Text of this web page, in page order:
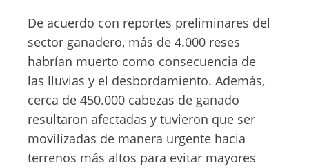
De acuerdo con reportes preliminares del
sector ganadero, más de 4.000 reses
habrían muerto como consecuencia de
las lluvias y el desbordamiento. Además,
cerca de 450.000 cabezas de ganado
resultaron afectadas y tuvieron que ser
movilizadas de manera urgente hacia
terrenos más altos para evitar mayores